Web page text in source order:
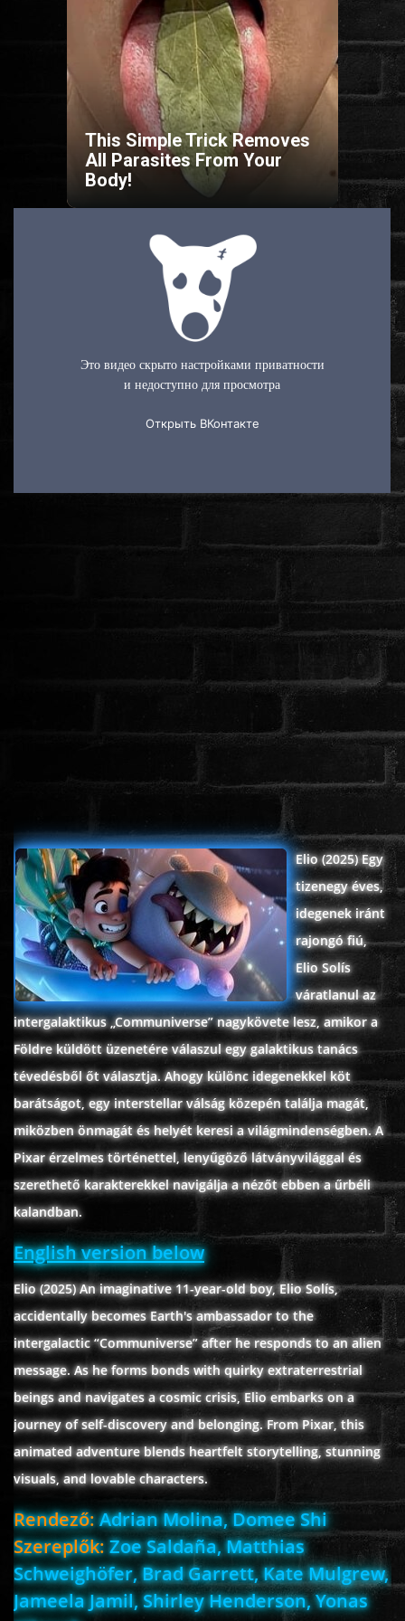
ANIMÁCIÓS
DOKUMENTUMFILMEK
ÉLŐ ADÁSOK (LIVE)
SOROZAT
KARÁCSONYI FILMEK
PC-GAME
www.onlinefilmvilag2.eu,Copyright © 2017-2026 Az oldal nem tárol
semmilyen jogsértő tartalmat. Minden adat külső forrásból származik |
Frissítve: 2026.07.27|Fel ↑
This Simple Trick Removes
All Parasites From Your
Body!
Elio (2025) Egy
tizenegy éves,
idegenek iránt
rajongó fiú,
Elio Solís
váratlanul az
intergalaktikus „Communiverse” nagykövete lesz, amikor a
Földre küldött üzenetére válaszul egy galaktikus tanács
tévedésből őt választja. Ahogy különc idegenekkel köt
barátságot, egy interstellar válság közepén találja magát,
miközben önmagát és helyét keresi a világmindenségben. A
Pixar érzelmes történettel, lenyűgöző látványvilággal és
szerethető karakterekkel navigálja a nézőt ebben a űrbéli
kalandban.
English version below
Elio (2025) An imaginative 11-year-old boy, Elio Solís,
accidentally becomes Earth's ambassador to the
intergalactic “Communiverse” after he responds to an alien
message. As he forms bonds with quirky extraterrestrial
beings and navigates a cosmic crisis, Elio embarks on a
journey of self-discovery and belonging. From Pixar, this
animated adventure blends heartfelt storytelling, stunning
visuals, and lovable characters.
Rendező:Adrian Molina, Domee Shi
Szereplők:Zoe Saldaña, Matthias
Schweighöfer, Brad Garrett, Kate Mulgrew,
Jameela Jamil, Shirley Henderson, Yonas